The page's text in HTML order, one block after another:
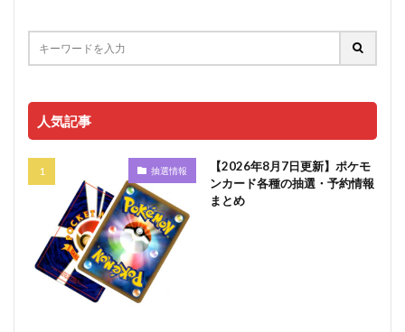
人気記事
抽選情報
【2026年8月7日更新】ポケモ
ンカード各種の抽選・予約情報
まとめ